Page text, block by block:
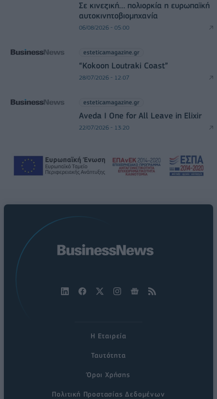
Σε κινεζική… πολιορκία η ευρωπαϊκή
αυτοκινητοβιομηχανία
06/08/2026 - 05:00
esteticamagazine.gr
“Kokoon Loutraki Coast”
28/07/2026 - 12:07
esteticamagazine.gr
Aveda I One for All Leave in Elixir
22/07/2026 - 13:20
Η Εταιρεία
Ταυτότητα
Όροι Χρήσης
Πολιτική Προστασίας Δεδομένων